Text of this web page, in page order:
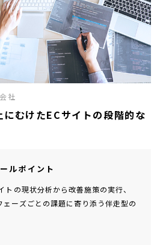
社
むけたECサイトの段階的な
ルポイント
トの現状分析から改善施策の実行、
ーズごとの課題に寄り添う伴走型の